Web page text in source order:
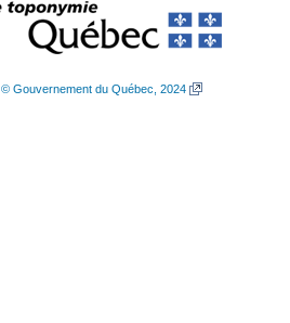
© Gouvernement du Québec, 2024